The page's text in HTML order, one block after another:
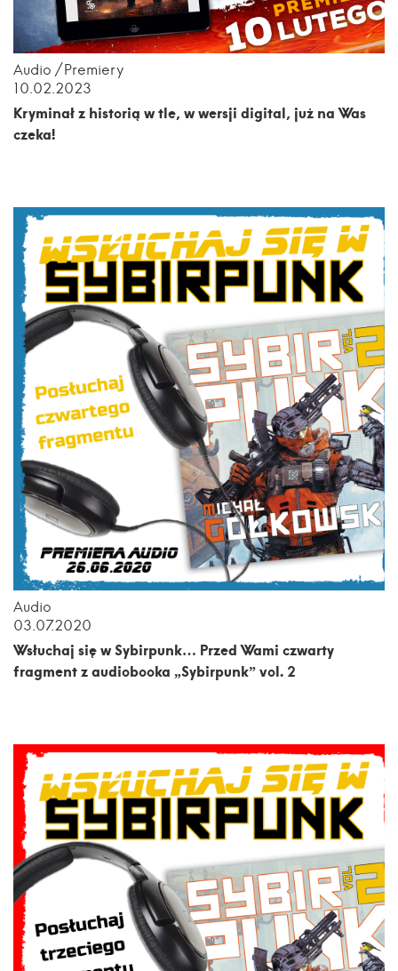
Audio
Premiery
10.02.2023
Kryminał z historią w tle, w wersji digital, już na Was
czeka!
Audio
03.07.2020
Wsłuchaj się w Sybirpunk… Przed Wami czwarty
fragment z audiobooka „Sybirpunk” vol. 2